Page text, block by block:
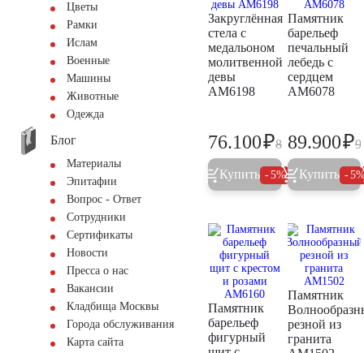
Цветы
Рамки
Ислам
Военные
Машины
Животные
Одежда
Блог
Материалы
Эпитафии
Вопрос - Ответ
Сотрудники
Сертификаты
Новости
Пресса о нас
Вакансии
Кладбища Москвы
Города обслуживания
Карта сайта
Закруглённая
стела с
медальоном
молитвенной
девы
AM6198
80.100
76.100₽
Купить 5%
Памятник
барельеф
печальный
лебедь с
сердцем
AM6078
89.900₽
Купить
Памятник
барельеф
фигурный
Памятник
резной из
гранита